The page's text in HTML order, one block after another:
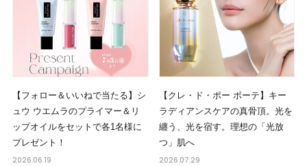
【フォロー＆いいねで当たる】シ
ュウ ウエムラのプライマー＆リ
ップオイルをセットで各1名様に
プレゼント！
2026.06.19
【クレ・ド・ポー ボーテ】キー
ラディアンスケアの真骨頂。光を
纏う、光を宿す。理想の「光放
つ」肌へ
2026.07.29